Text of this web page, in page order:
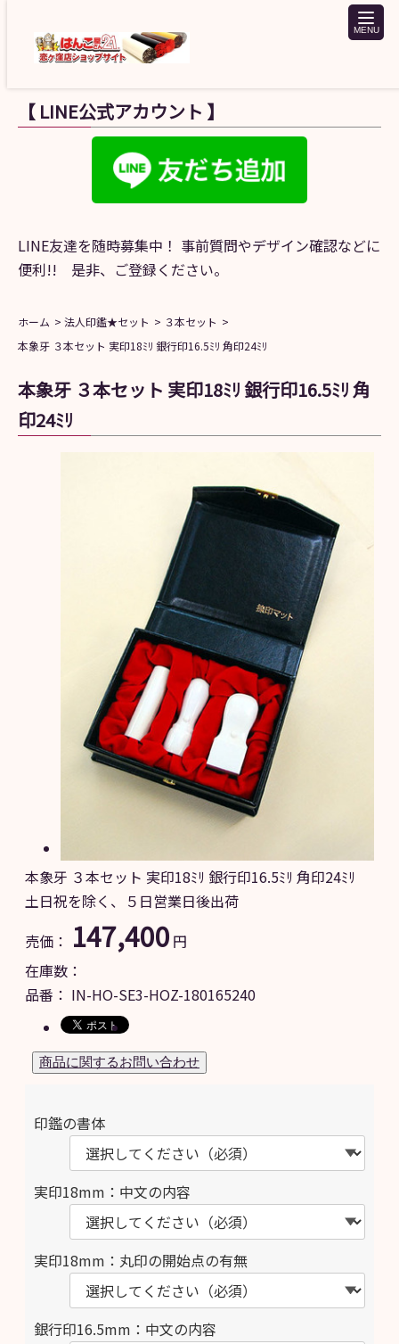
toggle
【 LINE公式アカウント 】
LINE友達を随時募集中！ 事前質問やデザイン確認などに
便利!! 是非、ご登録ください。
ホーム 法人印鑑★セット
３本セット
本象牙 ３本セット 実印18ﾐﾘ 銀行印16.5ﾐﾘ 角印24ﾐﾘ
本象牙 ３本セット 実印18ﾐﾘ 銀行印16.5ﾐﾘ 角
印24ﾐﾘ
本象牙 ３本セット 実印18ﾐﾘ 銀行印16.5ﾐﾘ 角印24ﾐﾘ
土日祝を除く、５日営業日後出荷
売価： 147,400 円
在庫数：
品番： IN-HO-SE3-HOZ-180165240
印鑑の書体
実印18mm：中文の内容
実印18mm：丸印の開始点の有無
銀行印16.5mm：中文の内容